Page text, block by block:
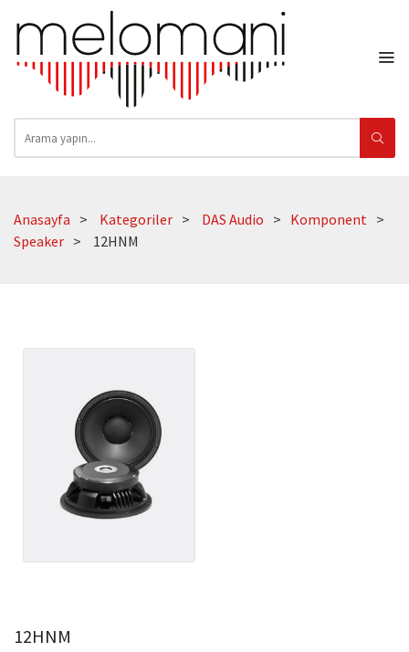
Anasayfa Kategoriler DAS Audio
Komponent
Speaker
12HNM
12HNM